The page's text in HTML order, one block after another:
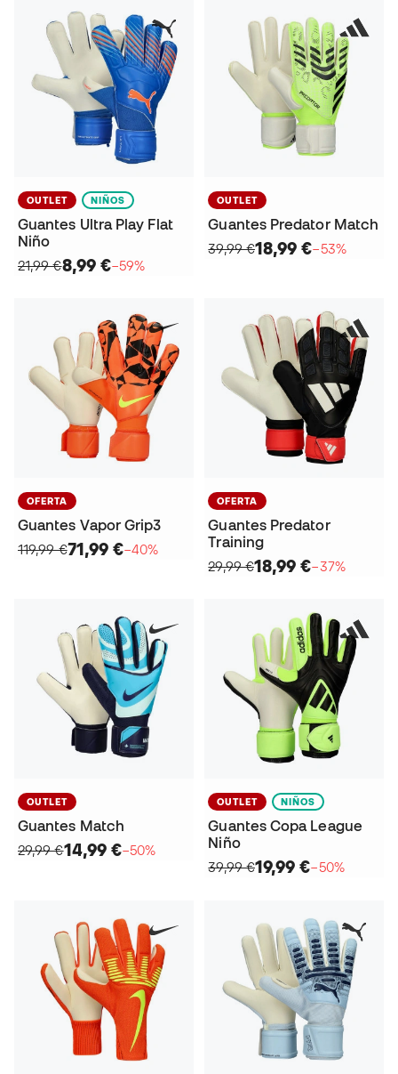
OUTLET NIÑOS
Guantes Ultra Play Flat
Niño
21,99 €8,99 €−59%
OUTLET
Guantes Predator Match
39,99 €18,99 €−53%
OFERTA
Guantes Vapor Grip3
119,99 €71,99 €−40%
OFERTA
Guantes Predator
Training
29,99 €18,99 €−37%
OUTLET
Guantes Match
29,99 €14,99 €−50%
OUTLET NIÑOS
Guantes Copa League
Niño
39,99 €19,99 €−50%